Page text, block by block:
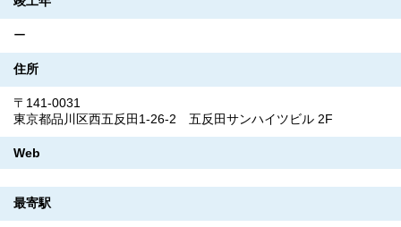
ー
住所
〒141-0031
東京都品川区西五反田1-26-2 五反田サンハイツビル 2F
Web
最寄駅